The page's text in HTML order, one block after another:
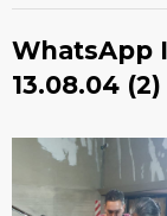
WhatsApp
13.08.04 (2)